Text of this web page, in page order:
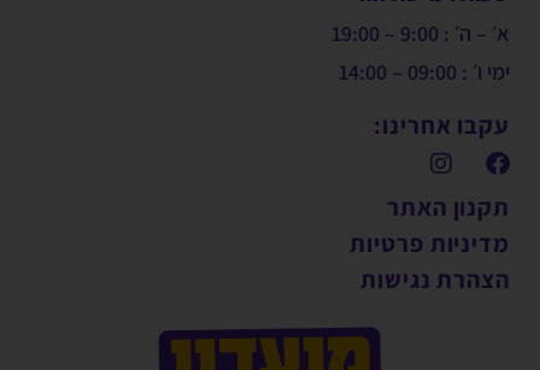
א׳ – ה׳ : 9:00 – 19:00
ימי ו׳ : 09:00 – 14:00
עקבו אחרינו:
תקנון האתר
מדיניות פרטיות
הצהרת נגישות